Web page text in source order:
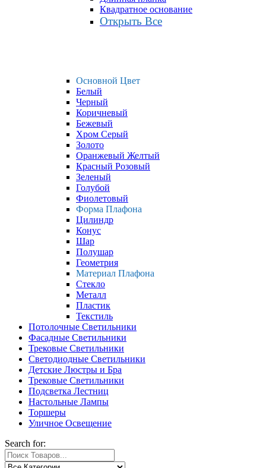
Квадратное основание
Открыть Все
Основной Цвет
Белый
Черный
Коричневый
Бежевый
Хром Серый
Золото
Оранжевый Желтый
Красный Розовый
Зеленый
Голубой
Фиолетовый
Форма Плафона
Цилиндр
Конус
Шар
Полушар
Геометрия
Материал Плафона
Стекло
Металл
Пластик
Текстиль
Потолочные Светильники
Фасадные Светильники
Трековые Светильники
Светодиодные Светильники
Детские Люстры и Бра
Трековые Светильники
Подсветка Лестниц
Настольные Лампы
Торшеры
Уличное Освещение
Search for: